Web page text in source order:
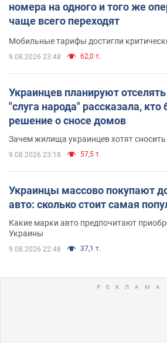
номера на одного и того же
чаще всего переходят
Мобильные тарифы достигли
9.08.2026 23:48 62,0 т.
Украинцев планируют
"слуга народа" рассказала,
решение о сносе домов
Зачем жилища украинцев хотят сносить
9.08.2026 23:18 57,5 т.
Украинцы массово покупают
авто: сколько стоит самая
Какие марки авто предпочитают
Украины
9.08.2026 22:48 37,1 т.